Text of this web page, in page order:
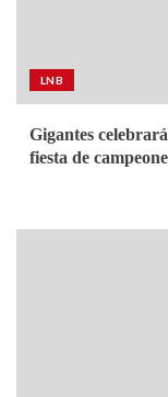
LNB
Gigantes
fiesta de